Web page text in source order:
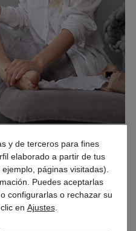
para reducir los
en las piernas
de las varices en las
sus síntomas o eliminarlos
y de terceros para fines
elaborado a partir de tus
páginas visitadas).
Puedes aceptarlas
configurarlas o rechazar su
en Ajustes.